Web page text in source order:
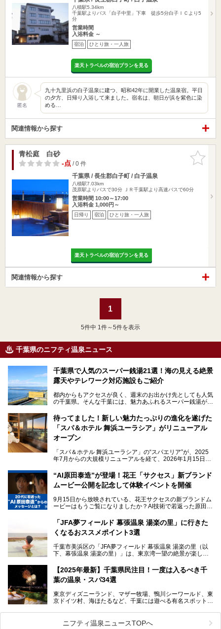
八積駅5.34km
千葉駅よりバス「白子中里」下車 徒歩5分白子ＩＣより5
分
営業時間
入浴料金 ～
宿泊 ひとり旅・一人旅
楽天トラベルの宿泊プランを見る
匿名
九十九里浜の白子温泉に建つ、昭和42年に開業した温泉宿。平日
の夕方、日帰り入浴して来ました。宿名は、朝日が浜を紫色に染
める…
関連情報から探す
お気に入
りに追加
青松庭 白砂
-点/ 0 件
千葉県 / 長生郡白子町 / 白子温泉
八積駅7.03km
茂原駅よりバスで30分 ＪＲ千葉駅より高速バスで60分
営業時間 10:00～17:00
入浴料金 1,000円～
日帰り 宿泊 ひとり旅・一人旅
楽天トラベルの宿泊プランを見る
関連情報から探す
1
5件中 1件～5件を表示
千葉県のニフティ温泉ニュース
千葉県で人気のスーパー銭湯21選！海の見える絶景
露天やテレワーク対応施設もご紹介
都内からもアクセスが良く、週末のお出かけ先としても人気
の千葉県。そんな千葉には、魅力あふれるスーパー銭湯がた
「サウナでしっかりととのいたい」「海が見える絶景で非日
常を味わいたい」「子連れでも気兼ねなく1日過ごした
い」。
そんな多様なニーズに応える施設が揃っているため、その日
の目的に合った施設がきっと見つかるはずです。
さらに最近では、24時間営業で深夜まで滞在できる施設
や、テレワーク・コワーキングスペースを備えた仕事もでき
るスパも増えており、ただの入浴施設にとどまらない進化を
本記事では、人気スーパー銭湯から絶景施設、コワーキング
スペースや休憩スペースが充実した施設、子連れファミリー
向けの施設など、目的に合わせたおすすめの施設を紹介しま
す。
ださい。
待ってました！新しい魅力たっぷりの進化を遂げた
「スパ＆ホテル 舞浜ユーラシア」がリニューアル
オープン
「スパ＆ホテル 舞浜ユーラシア」の“スパエリア”が、2025
年7月からの大規模リニューアルを経て、2026年1月15日
新設エリアや生まれ変わった浴場・サウナの魅力を、人気キ
ャラクター「ユーラシわん」と一緒にご紹介します。必見の
───
提供元：SPA＆HOTEL舞浜ユーラシア【PR】
です。
“AI原田泰造”が登場！花王「サクセス」新ブランド
ムービー公開を記念して体験イベントを開催
9月15日から放映されている、花王サクセスの新ブランドム
ービーはもうご覧になりましたか？AI技術で若返った原田泰
伝えるムービーです。公開を記念して、スパメッツァおおた
か竜泉寺の湯にて体験イベントを開催。花王サクセスの製品
が無料で試せるチャンスです！
提供元：花王株式会社【PR】
この記事は花王株式会社商品のPRレポート記事です。
「JFA夢フィールド 幕張温泉 湯楽の里」に行きた
くなるおススメポイント3選
千葉市美浜区の「JFA夢フィールド 幕張温泉 湯楽の里（以
下、幕張温泉 湯楽の里）」は、東京湾一望の絶景が楽しめ
設備も天然温泉の露天風呂、サウナ、岩盤浴のほか、高濃度
炭酸泉、海の見えるお休み処や食事処、展望抜群の屋上ま
で、年代を問わずたっぷり楽しめます。
今回は人気のこの施設の中でも、特におススメしたい3つの
ポイントについて厳選してお届けします。読めばきっと、行
【2025年最新】千葉県民注目！一度は入るべき千
葉の温泉・スパ34選
東京ディズニーランド、マザー牧場、鴨川シーワールド、東
京ドイツ村、海ほたるなど、千葉には遊べる有名スポットが
県で生まれ、千葉県で育ち、つい最近まで千葉在住だった私
がお勧めする、一度は入るべき千葉の温泉・スパ34選をま
ニフティ温泉ニュースTOPへ